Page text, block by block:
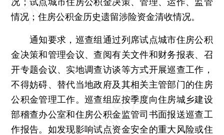
情况；住房公积金历史遗留涉险资金清收情况。
通知要求，巡查组通过列席试点城市住房公积
金决策和管理会议、查阅有关文件和财务报表、召
开专题会议、实地调查访谈等方式开展巡查工作，
不得妨碍、替代当地政府及其相关主管部门的住房
公积金管理工作。巡查组应按季度向住房城乡建设
部稽查办公室和住房公积金监管司书面报送巡查工
作报告。如发现影响试点资金安全的重大风险或住